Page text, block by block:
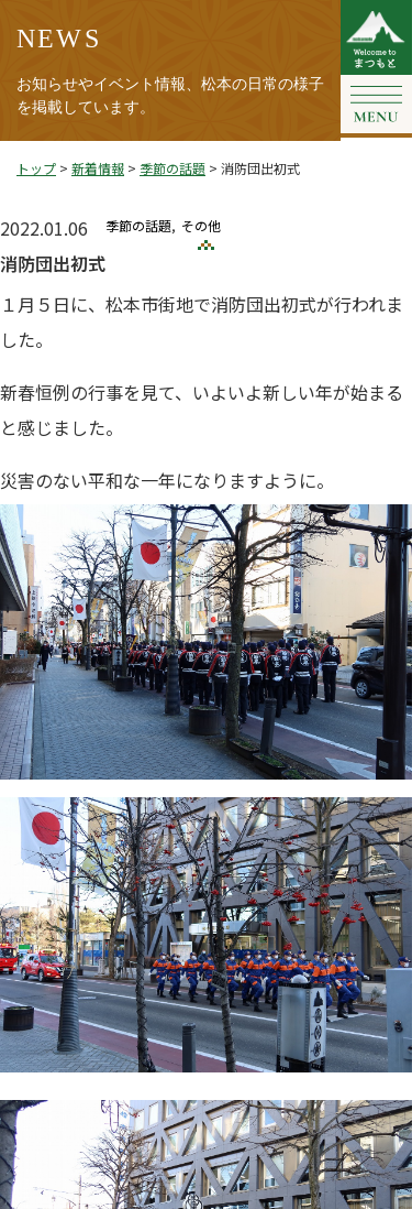
NEWS
お知らせやイベント情報、松本の日常の様子
を掲載しています。
トップ > 新着情報 > 季節の話題 > 消防団出初式
2022.01.06 季節の話題 その他
消防団出初式
１月５日に、松本市街地で消防団出初式が行われま
した。
新春恒例の行事を見て、いよいよ新しい年が始まる
と感じました。
災害のない平和な一年になりますように。